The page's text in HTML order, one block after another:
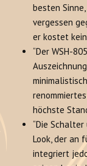
besten
vergessen
er kostet kein
“Der WSH-
höchste
“Die
Look, der an
integriert